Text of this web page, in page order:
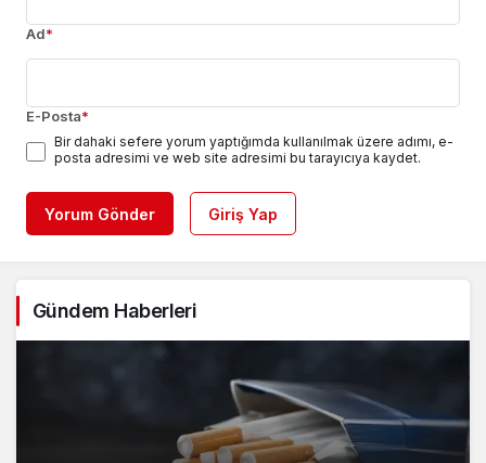
Ad*
E-Posta*
Bir dahaki sefere yorum yaptığımda kullanılmak üzere adımı, e-
posta adresimi ve web site adresimi bu tarayıcıya kaydet.
Yorum Gönder Giriş Yap
Gündem Haberleri